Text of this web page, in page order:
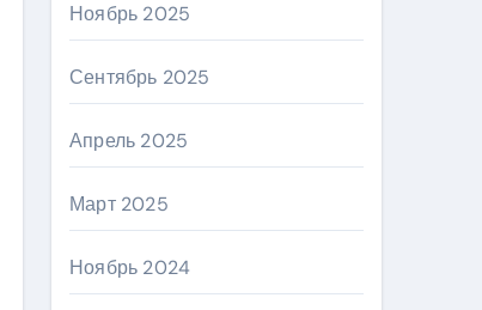
Ноябрь 2025
Сентябрь 2025
Апрель 2025
Март 2025
Ноябрь 2024